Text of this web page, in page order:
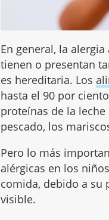
En general, la
tienen o presentan
es hereditaria. Los
hasta el 90 por
proteínas de la leche
pescado, los
Pero lo más
alérgicas en los
comida, debido a su
visible.